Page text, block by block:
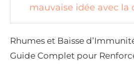
mauvaise idée avec la
Rhumes et Baisse
Guide Complet pour